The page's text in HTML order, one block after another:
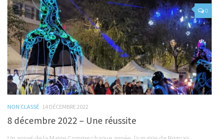
0
NON CLASSÉ 14 DÉCEMBRE 2022
8 décembre 2022 – Une réussite